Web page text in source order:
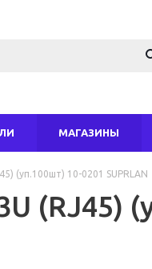
МАГАЗИНЫ
(уп.100шт) 10-0201 SUPRLAN
(RJ45)